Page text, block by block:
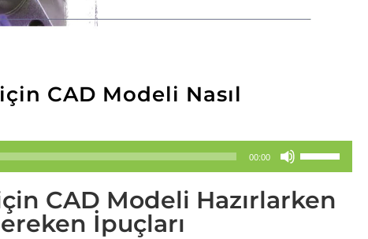
CAD Modeli Nasıl
00:00
Yukarı/aşağı
tuşları
ile
CAD Modeli Hazırlarken
İpuçları